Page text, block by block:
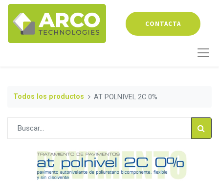
CONTACTA
Todos los productos AT POLNIVEL 2C 0%